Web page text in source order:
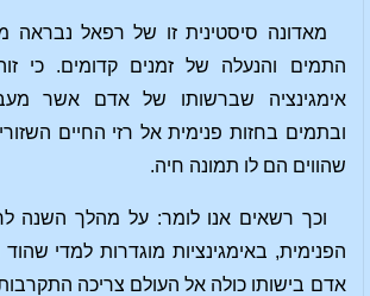
מאדונה סיסטינית זו של רפאל נבראה
התמים והנעלה של זמנים קדומים. כי
אימגינציה שברשותו של אדם אשר
ובתמים בחזות פנימית אל רזי החיים
שהווים הם לו תמונה חיה.
וכך רשאים אנו לומר: על מהלך השנה
הפנימית, באימגינציות מוגדרות למדי
אדם בישותו כולה אל העולם צריכה